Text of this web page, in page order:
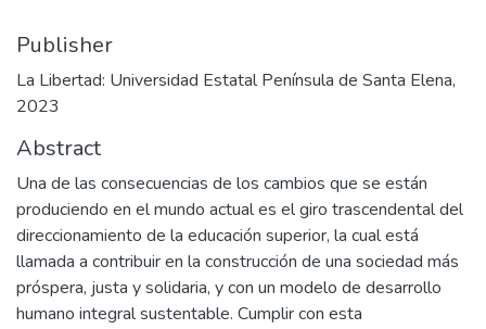
Publisher
La Libertad: Universidad Estatal Península de Santa Elena,
2023
Abstract
Una de las consecuencias de los cambios que se están
produciendo en el mundo actual es el giro trascendental del
direccionamiento de la educación superior, la cual está
llamada a contribuir en la construcción de una sociedad más
próspera, justa y solidaria, y con un modelo de desarrollo
humano integral sustentable. Cumplir con esta